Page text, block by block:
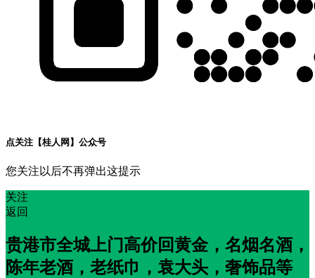
点关注【桂人网】公众号
您关注以后不再弹出这提示
关注
返回
贵港市全城上门高价回黄金，名烟名酒，
陈年老酒，老纸巾，袁大头，奢饰品等